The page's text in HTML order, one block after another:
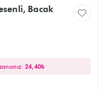
Bacak
24,40₺